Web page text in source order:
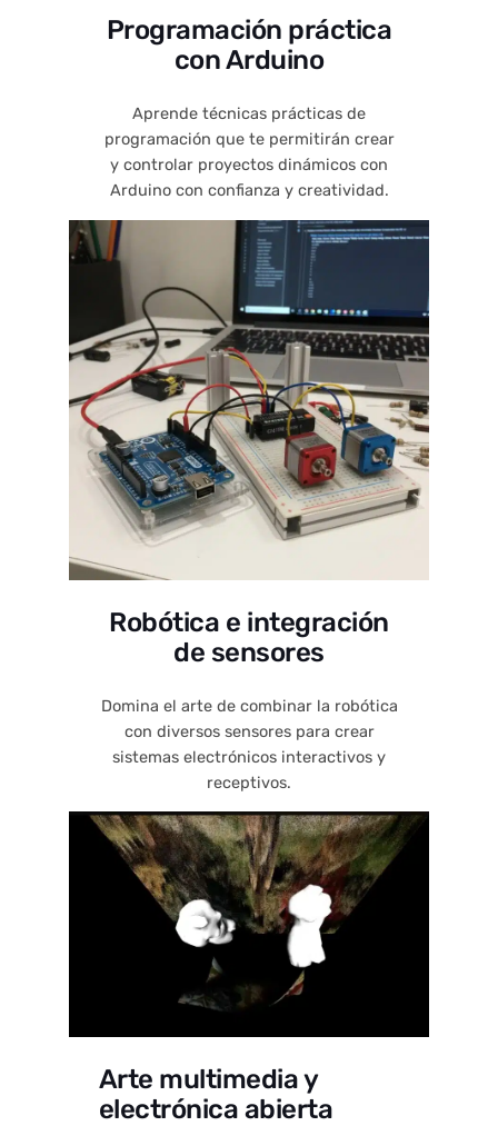
Programación práctica
con Arduino
Aprende técnicas prácticas de
programación que te permitirán crear
y controlar proyectos dinámicos con
Arduino con confianza y creatividad.
Robótica e integración
de sensores
Domina el arte de combinar la robótica
con diversos sensores para crear
sistemas electrónicos interactivos y
receptivos.
Arte multimedia y
electrónica abierta